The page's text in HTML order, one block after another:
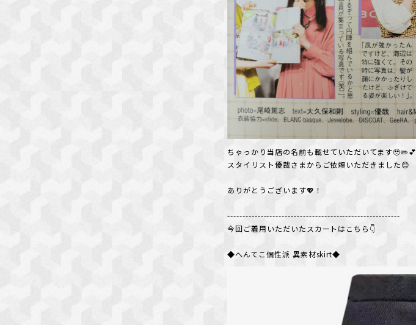
ちゃっかり当店の名前も載せていただいてます🥹✏️💕
スタイリスト優哉さまからご依頼いただきました😊
ありがとうございます💖！
---------------------------------------------------------
今回ご着用いただいたスカートはこちら👇️
◆へんてこ個性派 異素材skirt◆